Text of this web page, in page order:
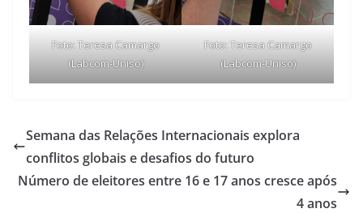
Foto: Teresa Camargo
(Labcom-Uniso)
Foto: Teresa Camargo
(Labcom-Uniso)
Semana das Relações Internacionais explora
conflitos globais e desafios do futuro
Número de eleitores entre 16 e 17 anos cresce após
4 anos